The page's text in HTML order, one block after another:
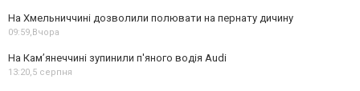
На Хмельниччині дозволили полювати на пернату дичину
09:59,Вчора
На Камʼянеччині зупинили п'яного водія Audi
13:20,5 серпня